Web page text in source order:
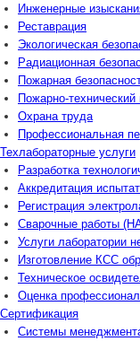
Инженерные
Реставрация
Экологическая
Радиационная
Пожарная
Пожарно-
Охрана труда
Профессиональная
Техлабораторные услуги
Разработка
Аккредитация
Регистрация
Сварочные работы
Услуги лаборатории
Изготовление КСС
Техническое
Оценка
Сертификация
Системы